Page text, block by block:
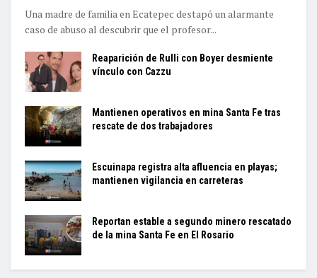
Una madre de familia en Ecatepec destapó un alarmante
caso de abuso al descubrir que el profesor...
Reaparición de Rulli con Boyer desmiente
vínculo con Cazzu
Mantienen operativos en mina Santa Fe tras
rescate de dos trabajadores
Escuinapa registra alta afluencia en playas;
mantienen vigilancia en carreteras
Reportan estable a segundo minero rescatado
de la mina Santa Fe en El Rosario